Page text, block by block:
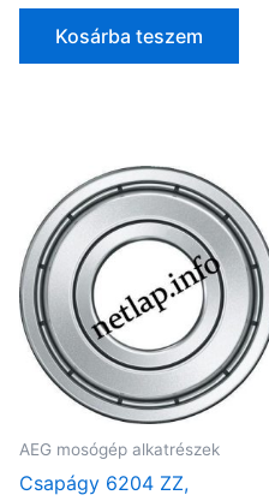
Kosárba teszem
AEG mosógép alkatrészek
Csapágy 6204 ZZ,